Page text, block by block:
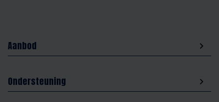
Aanbod
Ondersteuning